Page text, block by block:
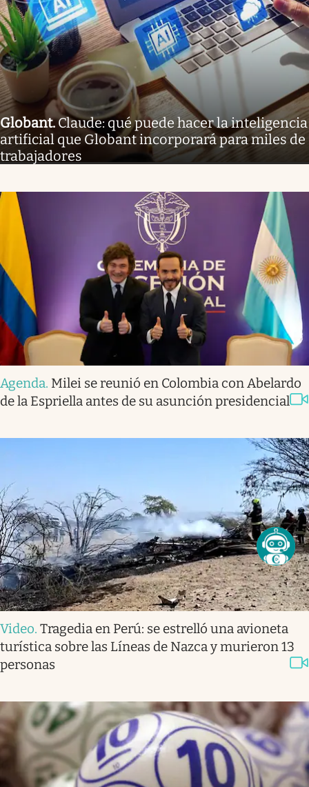
Globant.Claude: qué puede hacer la inteligencia
artificial que Globant incorporará para miles de
trabajadores
Agenda. Milei se reunió en Colombia con Abelardo
de la Espriella antes de su asunción presidencial
Video. Tragedia en Perú: se estrelló una avioneta
turística sobre las Líneas de Nazca y murieron 13
personas